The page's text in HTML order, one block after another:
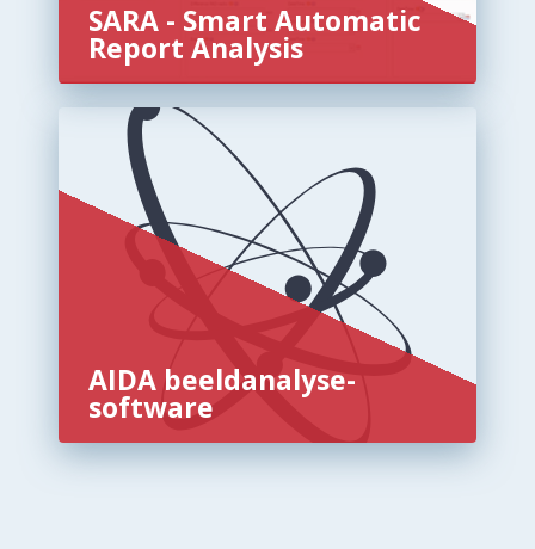
SARA - Smart Automatic
Report Analysis
AIDA beeldanalyse-
software